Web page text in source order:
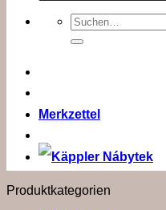
Suchen
nach:
Merkzettel
Produktkategorien